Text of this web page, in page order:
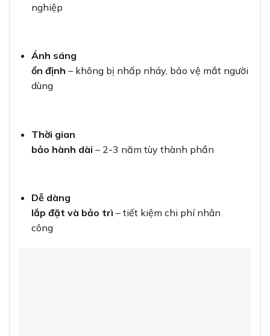
nghiệp
Ánh sáng
ổn định – không bị nhấp nháy, bảo vệ mắt người
dùng
Thời gian
bảo hành dài – 2-3 năm tùy thành phần
Dễ dàng
lắp đặt và bảo trì – tiết kiệm chi phí nhân
công